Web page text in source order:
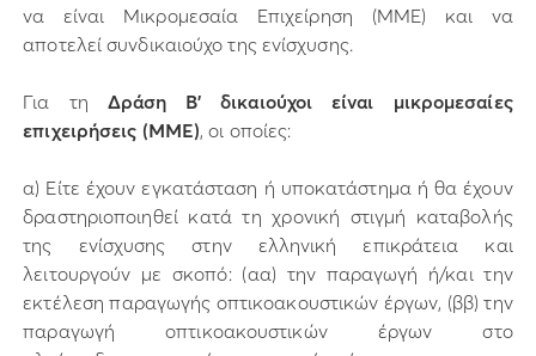
να είναι Μικρομεσαία Επιχείρηση (ΜΜΕ) και να
αποτελεί συνδικαιούχο της ενίσχυσης.
Για τη Δράση Β’ δικαιούχοι είναι μικρομεσαίες
επιχειρήσεις (ΜΜΕ), οι οποίες:
α) Είτε έχουν εγκατάσταση ή υποκατάστημα ή θα έχουν
δραστηριοποιηθεί κατά τη χρονική στιγμή καταβολής
της ενίσχυσης στην ελληνική επικράτεια και
λειτουργούν με σκοπό: (αα) την παραγωγή ή/και την
εκτέλεση παραγωγής οπτικοακουστικών έργων, (ββ) την
παραγωγή οπτικοακουστικών έργων στο